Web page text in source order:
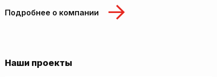
Подробнее о компании
Наши проекты